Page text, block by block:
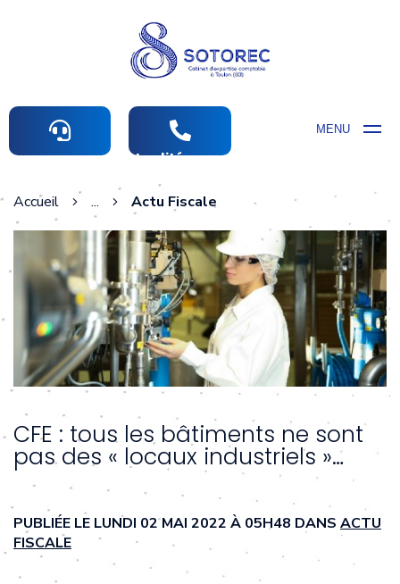
MENU
Actualités comptables
Accueil ... Actu Fiscale
CFE : tous les bâtiments ne sont
pas des « locaux industriels »…
PUBLIÉE LE LUNDI 02 MAI 2022 À 05H48 DANS ACTU
FISCALE